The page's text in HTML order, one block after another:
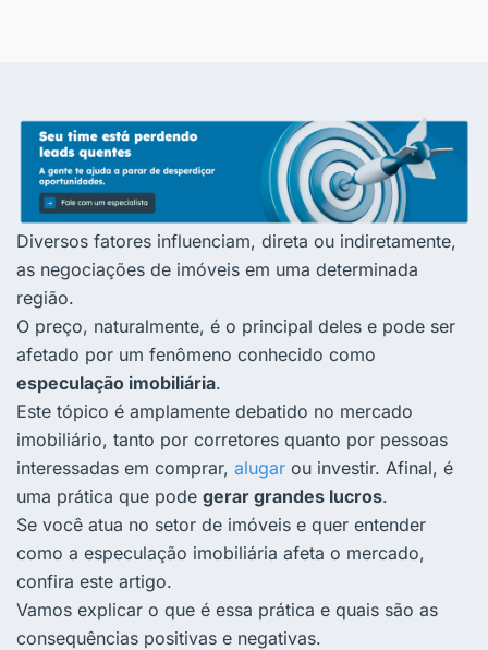
Diversos fatores influenciam, direta ou indiretamente,
as negociações de imóveis em uma determinada
região.
O preço, naturalmente, é o principal deles e pode ser
afetado por um fenômeno conhecido como
especulação imobiliária.
Este tópico é amplamente debatido no mercado
imobiliário, tanto por corretores quanto por pessoas
interessadas em comprar, alugar ou investir. Afinal, é
uma prática que pode gerar grandes lucros.
Se você atua no setor de imóveis e quer entender
como a especulação imobiliária afeta o mercado,
confira este artigo.
Vamos explicar o que é essa prática e quais são as
consequências positivas e negativas.